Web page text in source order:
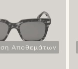
Αποθεμάτων